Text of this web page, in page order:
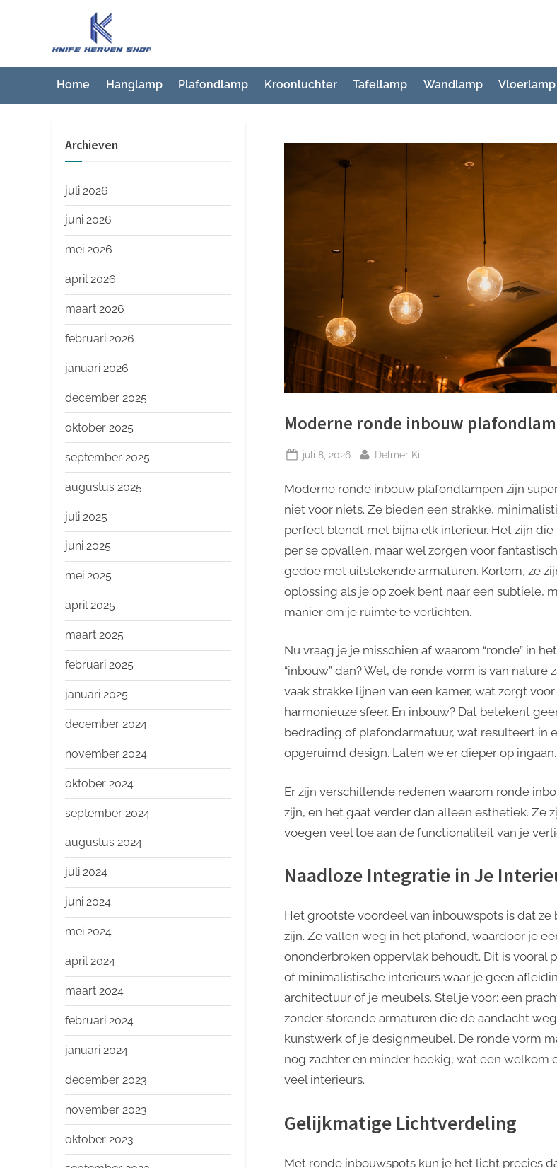
inhoud
K
n
i
f
e
h
Home Hanglamp Plafondlamp Kroonluchter Tafellamp Wandlamp Vloerlamp
Moderne ronde inbouw
Geplaatst
juli 8, 2026 Door
Delmer Ki
Moderne ronde inbouw plafondlampen zijn
niet voor niets. Ze bieden een strakke,
perfect blendt met bijna elk interieur. Het zijn
per se opvallen, maar wel zorgen voor
gedoe met uitstekende armaturen. Kortom, ze
oplossing als je op zoek bent naar een subtiele,
manier om je ruimte te verlichten.
Nu vraag je je misschien af waarom “ronde” in
“inbouw” dan? Wel, de ronde vorm is van nature
vaak strakke lijnen van een kamer, wat zorgt
harmonieuze sfeer. En inbouw? Dat betekent
bedrading of plafondarmatuur, wat resulteert in
opgeruimd design. Laten we er dieper op ingaan.
Er zijn verschillende redenen waarom ronde
zijn, en het gaat verder dan alleen esthetiek. Ze
voegen veel toe aan de functionaliteit van je
Naadloze Integratie in Je
Het grootste voordeel van inbouwspots is dat ze
zijn. Ze vallen weg in het plafond, waardoor je
ononderbroken oppervlak behoudt. Dit is vooral
of minimalistische interieurs waar je geen
architectuur of je meubels. Stel je voor: een
zonder storende armaturen die de aandacht
kunstwerk of je designmeubel. De ronde vorm
nog zachter en minder hoekig, wat een welkom
veel interieurs.
Gelijkmatige Lichtverdeling
Met ronde inbouwspots kun je het licht precies
Archieven
juli 2026
juni 2026
mei 2026
april 2026
maart 2026
februari 2026
januari 2026
december 2025
oktober 2025
september 2025
augustus 2025
juli 2025
juni 2025
mei 2025
april 2025
maart 2025
februari 2025
januari 2025
december 2024
november 2024
oktober 2024
september 2024
augustus 2024
juli 2024
juni 2024
mei 2024
april 2024
maart 2024
februari 2024
januari 2024
december 2023
november 2023
oktober 2023